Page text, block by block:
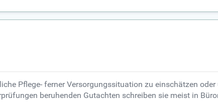
Pflege- ferner Versorgungssituation zu einschätzen
beruhenden Gutachten schreiben sie meist in